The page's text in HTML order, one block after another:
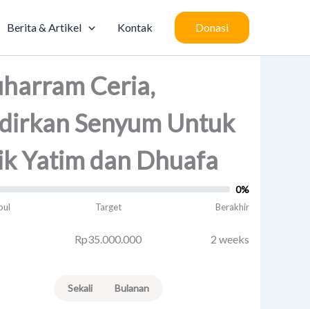
Berita & Artikel Kontak Donasi
Ceria,
Senyum Untuk
Yatim dan Dhuafa
0%
Target
Rp35.000.000
Berakhir
2 weeks
Sekali Bulanan